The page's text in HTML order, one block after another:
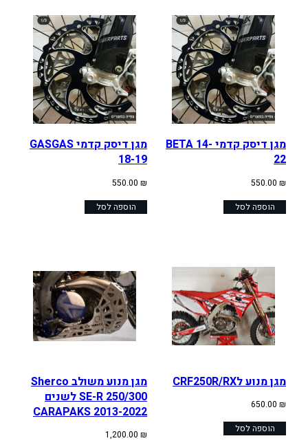
מגן דיסק קדמי BETA 14-
22
550.00 ₪
הוספה לסל
מגן דיסק קדמי GASGAS
18-19
550.00 ₪
הוספה לסל
מגן מנוע לCRF250R/RX
650.00 ₪
הוספה לסל
מגן מנוע משולב Sherco
SE-R 250/300 לשנים
2013-2022 CARAPAKS
1,200.00 ₪